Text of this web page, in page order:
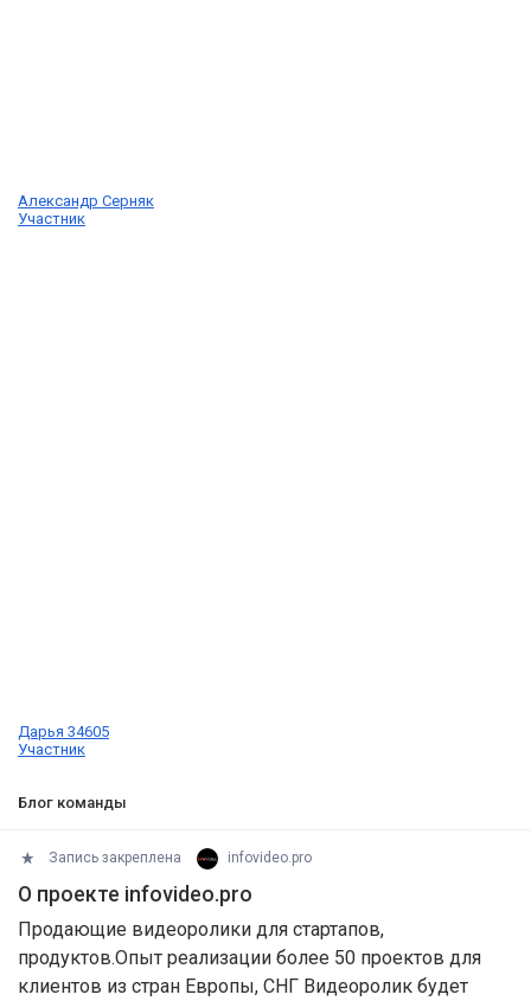
Александр Серняк
Участник
Дарья 34605
Участник
Блог команды
Запись закреплена infovideo.pro
О проекте infovideo.pro
Продающие видеоролики для стартапов,
продуктов.Опыт реализации более 50 проектов для
клиентов из стран Европы, СНГ Видеоролик будет